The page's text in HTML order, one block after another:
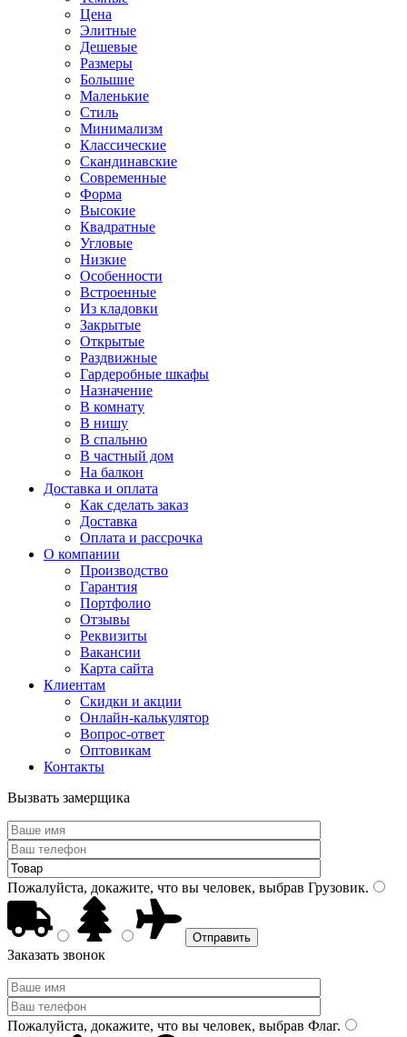
Цена
Элитные
Дешевые
Размеры
Большие
Маленькие
Стиль
Минимализм
Классические
Скандинавские
Современные
Форма
Высокие
Квадратные
Угловые
Низкие
Особенности
Встроенные
Из кладовки
Закрытые
Открытые
Раздвижные
Гардеробные шкафы
Назначение
В комнату
В нишу
В спальню
В частный дом
На балкон
Доставка и оплата
Как сделать заказ
Доставка
Оплата и рассрочка
О компании
Производство
Гарантия
Портфолио
Отзывы
Реквизиты
Вакансии
Карта сайта
Клиентам
Скидки и акции
Онлайн-калькулятор
Вопрос-ответ
Оптовикам
Контакты
Вызвать замерщика
Пожалуйста, докажите, что вы человек, выбрав Грузовик.
Заказать звонок
Пожалуйста, докажите, что вы человек, выбрав Флаг.